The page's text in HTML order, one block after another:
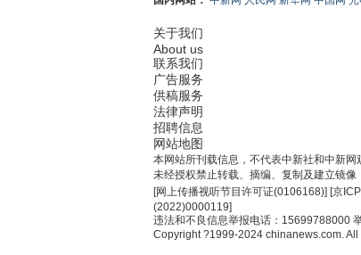
关于我们
About us
联系我们
广告服务
供稿服务
法律声明
招聘信息
网站地图
本网站所刊载信息，不代表中新社和中新网
未经授权禁止转载、摘编、复制及建立镜像
[网上传播视听节目许可证(0106168)] [京
(2022)0000119]
违法和不良信息举报电话：15699788000
Copyright ?1999-2024 chinanews.com. All